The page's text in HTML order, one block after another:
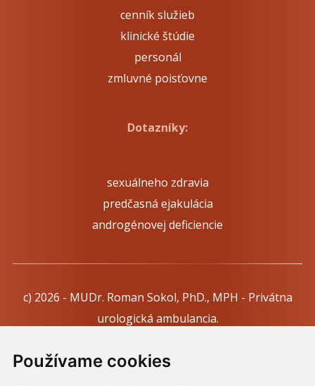
Používame cookies
cenník služieb
klinické štúdie
personál
zmluvné poisťovne
Dotazníky:
sexuálneho zdravia
predčasná ejakulácia
androgénovej deficiencie
c) 2026 - MUDr. Roman Sokol, PhD., MPH - Privátna
urologická ambulancia.